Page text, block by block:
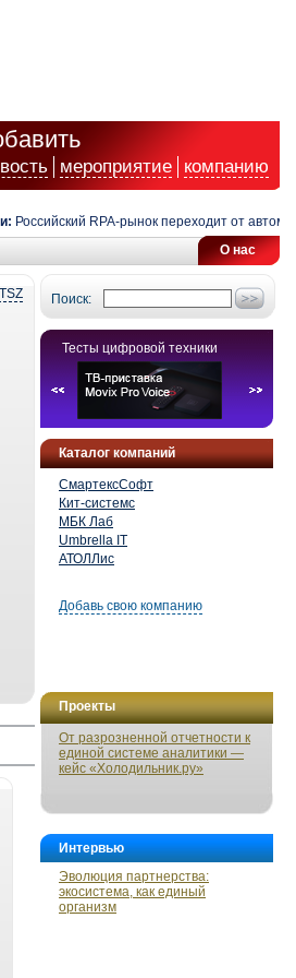
мероприятие компанию
Российский RPA-рынок переходит от
О нас
Поиск:
Тесты цифровой техники
Каталог компаний
СмартексСофт
Кит-системс
МБК Лаб
Umbrella IT
АТОЛЛис
Добавь свою компанию
Проекты
От разрозненной отчетности к
единой системе аналитики —
кейс «Холодильник.ру»
Интервью
Эволюция партнерства:
экосистема, как единый
организм